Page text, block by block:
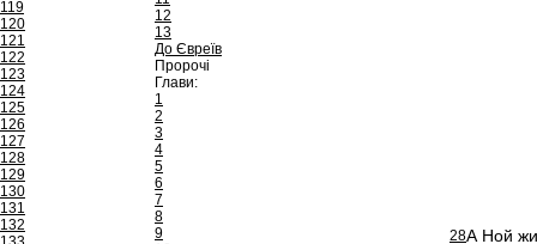
119
120
121
122
123
124
125
126
127
128
129
130
131
132
12
13
До Євреїв
Пророчі
Глави:
1
2
3
4
5
6
7
8
9
28А Ной